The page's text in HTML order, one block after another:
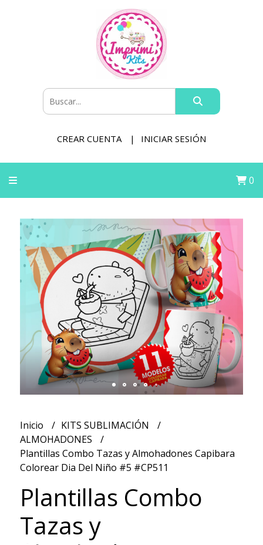
CREAR CUENTA INICIAR SESIÓN
0
Inicio
KITS SUBLIMACIÓN
ALMOHADONES
Plantillas Combo Tazas y Almohadones Capibara
Colorear Dia Del Niño #5 #CP511
Plantillas Combo
Tazas y